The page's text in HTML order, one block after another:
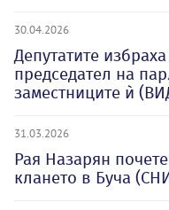
30.04.2026
Депутатите
председател на
заместниците ѝ
31.03.2026
Рая Назарян
клането в Буча